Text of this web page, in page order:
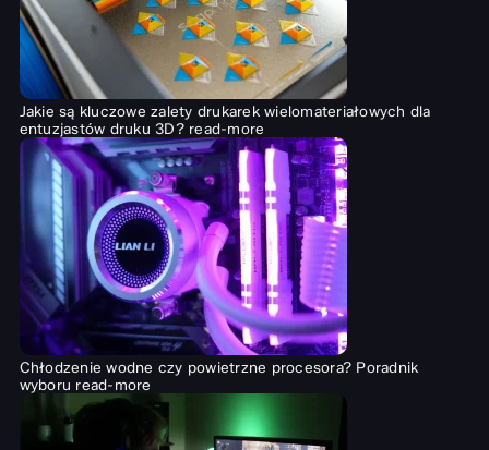
Jakie są kluczowe zalety drukarek wielomateriałowych dla
entuzjastów druku 3D? read-more
Chłodzenie wodne czy powietrzne procesora? Poradnik
wyboru read-more